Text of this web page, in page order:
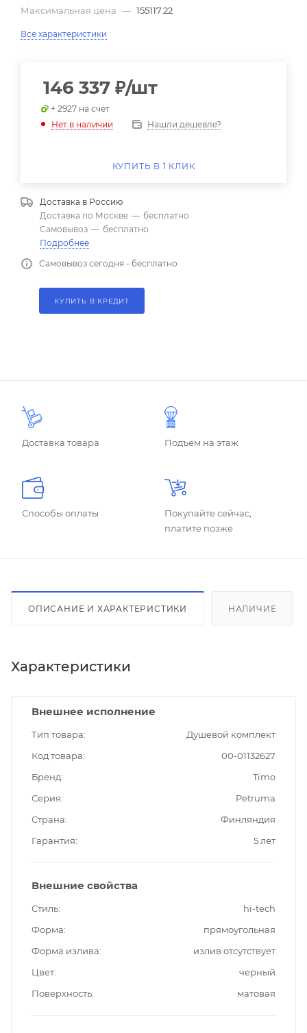
Максимальная цена — 155117.22
Все характеристики
146 337 ₽/шт
+ 2927 на счет
Нет в наличии
Нашли дешевле?
КУПИТЬ В 1 КЛИК
Доставка в Россию
Доставка по Москве — бесплатно
Самовывоз — бесплатно
Подробнее
Самовывоз сегодня - бесплатно
КУПИТЬ В КРЕДИТ
Доставка товара Подъем на этаж
Способы оплаты
Покупайте сейчас,
платите позже
ОПИСАНИЕ И ХАРАКТЕРИСТИКИ НАЛИЧИЕ
Характеристики
Внешнее исполнение
Тип товара
Душевой комплект
Код товара
00-01132627
Бренд
Timo
Серия
Petruma
Страна
Финляндия
Гарантия
5 лет
Внешние свойства
Стиль
hi-tech
Форма
прямоугольная
Форма излива
излив отсутствует
Цвет
черный
Поверхность
матовая